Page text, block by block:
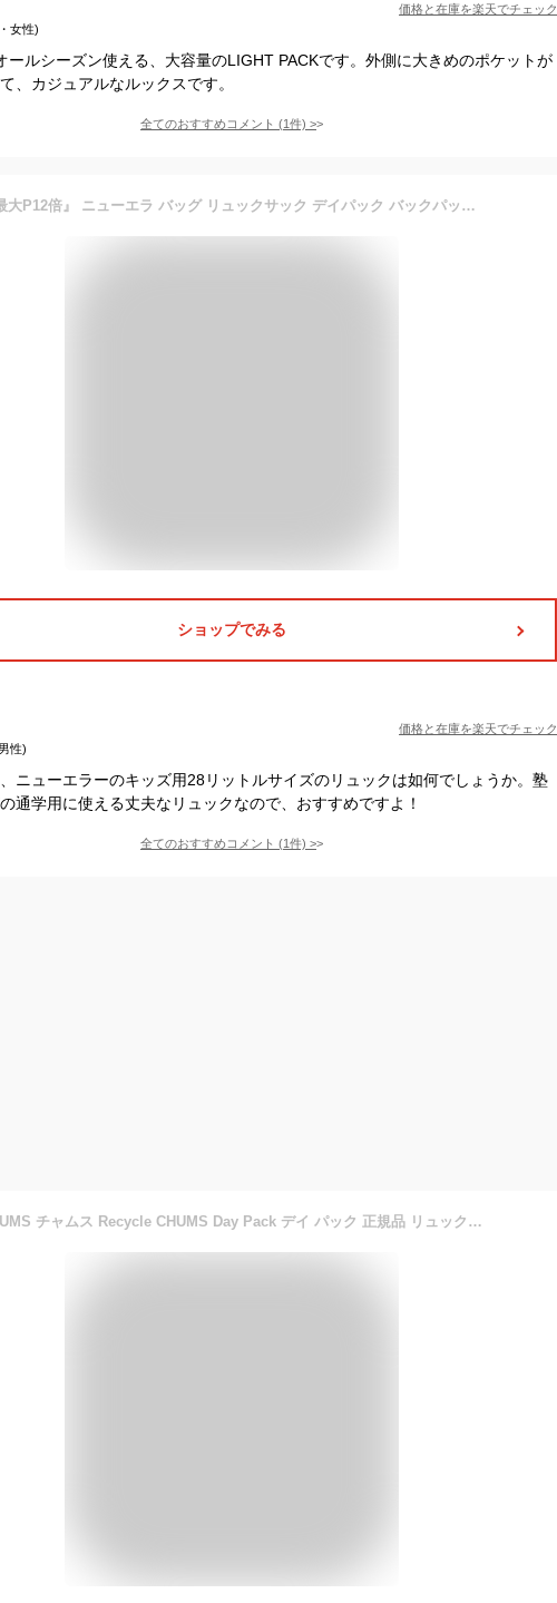
価格と在庫を楽天でチェック
女性)
ールシーズン使える、大容量のLIGHT PACKです。外側に大きめのポケットが
、カジュアルなルックスです。
全てのおすすめコメント (1件) >
『最大P12倍』 ニューエラ バッグ リュックサック デイパック バックパック 大容量 NEW ERA スマートパック TPU モデル 28L B4 A4 B5 メンズ レディース キッズ 軽量 P10倍 送料無料 あす楽 誕生日プレゼント ギフト ラッピング無料 【正規代理店】 nwar
ショップでみる
価格と在庫を楽天でチェック
性)
ニューエラーのキッズ用28リットルサイズのリュックは如何でしょうか。塾
通学用に使える丈夫なリュックなので、おすすめですよ！
全てのおすすめコメント (1件) >
CHUMS チャムス Recycle CHUMS Day Pack デイ パック 正規品 リュック リュックサック メンズ レディース ユニセックス デイパック バックパック 通勤 通学 中学生 高校生 大学生 旅行 ビジネス カジュアル A4 B4 25L CH60-3278